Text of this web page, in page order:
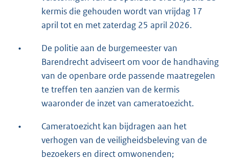
kermis die gehouden wordt van vrijdag 17
april tot en met zaterdag 25 april 2026.
•
De politie aan de burgemeester van
Barendrecht adviseert om voor de handhaving
van de openbare orde passende maatregelen
te treffen ten aanzien van de kermis
waaronder de inzet van cameratoezicht.
•
Cameratoezicht kan bijdragen aan het
verhogen van de veiligheidsbeleving van de
bezoekers en direct omwonenden;